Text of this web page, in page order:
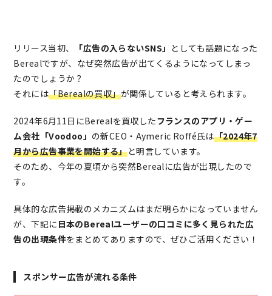
リリース当初、 「広告の入らないSNS」 としても話題になった
Berealですが、なぜ突然広告が出てくるようになってしまっ
たのでしょうか？
それには「Berealの買収」が関係していると考えられます。
2024年6月11日にBerealを買収したフランスのアプリ・ゲー
ム会社「Voodoo」 の新CEO・Aymeric Roffé氏は「2024年7
月から広告事業を開始する」と明言しています。
そのため、今年の夏頃から突然Berealに広告が出現したので
す。
具体的な広告掲載のメカニズムはまだ明らかになっていません
が、下記に 日本のBerealユーザーの口コミに多く見られた広
告の出現条件をまとめてありますので、ぜひご活用ください！
スポンサー広告が流れる条件